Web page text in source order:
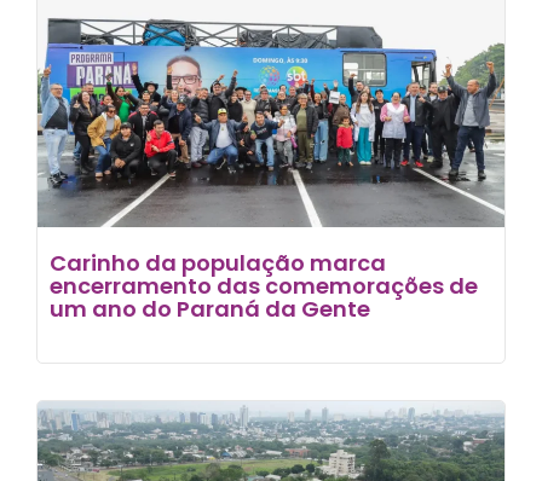
Carinho da população marca
encerramento das comemorações de
um ano do Paraná da Gente